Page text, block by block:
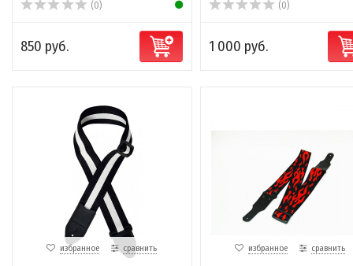
(0)
850 руб.
(0)
1 000 руб.
избранное сравнить избранное сравнить